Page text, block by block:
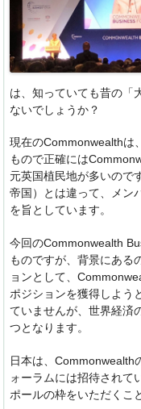
は、知っていても昔の「
ないでしょうか？
現在のCommonwealthは
もので正確には
元英国植民地が多いので
帝国）とは違って、メン
を旨としています。
今回のCommonwealth
ものですが、背景にある
ョンとして、
ポジションを獲得しよう
ていませんが、世界経済
つとなります。
日本は、Commonwealth
ォーラムには招待されて
ポールの枠をいただくこ